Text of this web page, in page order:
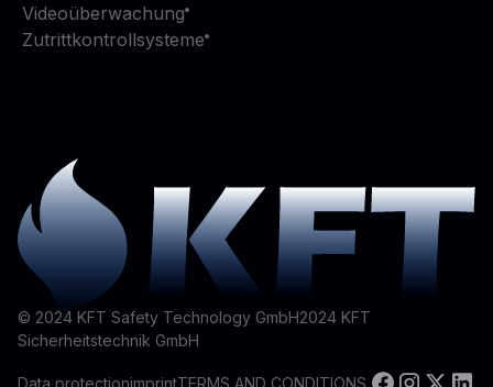
Videoüberwachung
Zutrittkontrollsysteme
© 2024 KFT Safety Technology GmbH2024 KFT
Sicherheitstechnik GmbH
Data protectionimprintTERMS AND CONDITIONS